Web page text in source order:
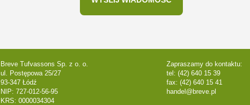
Breve Tufvassons Sp. z o. o.
ul. Postępowa 25/27
93-347 Łódź
NIP: 727-012-56-95
KRS: 0000034304
Zapraszamy do kontaktu:
tel: (42) 640 15 39
fax: (42) 640 15 41
handel@breve.pl